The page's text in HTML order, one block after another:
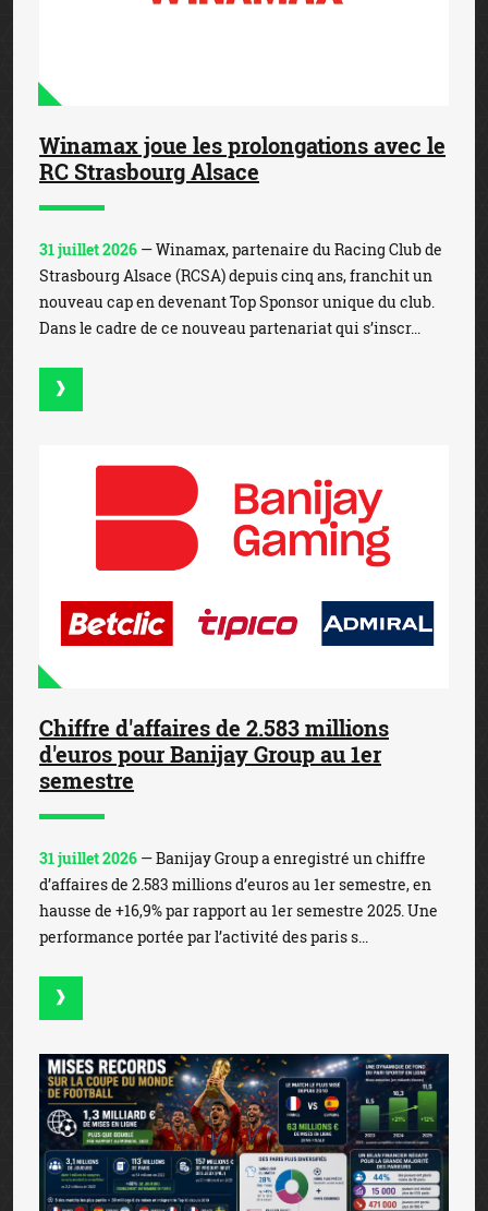
Winamax joue les prolongations avec le
RC Strasbourg Alsace
31 juillet 2026 — Winamax, partenaire du Racing Club de
Strasbourg Alsace (RCSA) depuis cinq ans, franchit un
nouveau cap en devenant Top Sponsor unique du club.
Dans le cadre de ce nouveau partenariat qui s’inscr...
Chiffre d'affaires de 2.583 millions
d'euros pour Banijay Group au 1er
semestre
31 juillet 2026 — Banijay Group a enregistré un chiffre
d’affaires de 2.583 millions d’euros au 1er semestre, en
hausse de +16,9% par rapport au 1er semestre 2025. Une
performance portée par l’activité des paris s...